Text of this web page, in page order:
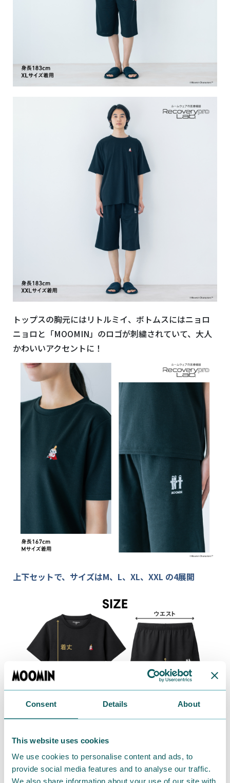
Consent Details About
This website uses cookies
We use cookies to personalise content and ads, to
provide social media features and to analyse our traffic.
トップスの胸元にはリトルミイ、ボトムスにはニョロ
ニョロと「MOOMIN」のロゴが刺繍されていて、大人
かわいいアクセントに！
上下セットで、サイズはM、 L、 XL、 XXL の4展開